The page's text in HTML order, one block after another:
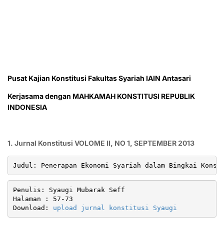
Pusat Kajian Konstitusi Fakultas Syariah IAIN Antasari
Kerjasama dengan MAHKAMAH KONSTITUSI REPUBLIK
INDONESIA
1. Jurnal Konstitusi VOLOME II, NO 1, SEPTEMBER 2013
Judul: Penerapan Ekonomi Syariah dalam Bingkai
Penulis: Syaugi Mubarak Seff
Halaman : 57-73
Download: upload jurnal konstitusi Syaugi